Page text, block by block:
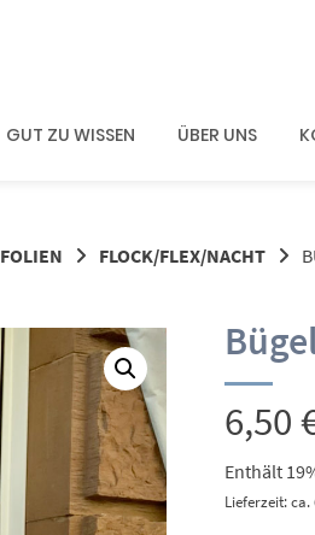
GUT ZU WISSEN ÜBER UNS
FOLIEN FLOCK/FLEX/NACHT
6,50
Enthält
Lieferzeit: ca.